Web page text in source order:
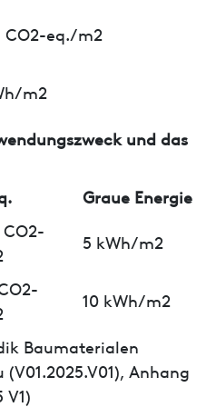
CO2-eq./m2
m2
und das
Graue Energie
CO2-
5 kWh/m2
10 kWh/m2
Baumaterialen
(V01.2025.V01), Anhang
V1)